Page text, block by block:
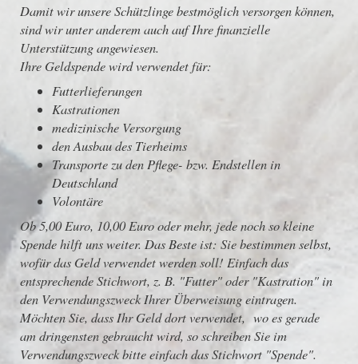
Damit wir unsere Schützlinge bestmöglich versorgen können,
sind wir unter anderem auch auf Ihre finanzielle
Unterstützung angewiesen.
Ihre Geldspende wird verwendet für:
Futterlieferungen
Kastrationen
medizinische Versorgung
den Ausbau des Tierheims
Transporte zu den Pflege- bzw. Endstellen in
Deutschland
Volontäre
Ob 5,00 Euro, 10,00 Euro oder mehr, jede noch so kleine
Spende hilft uns weiter. Das Beste ist: Sie bestimmen selbst,
wofür das Geld verwendet werden soll! Einfach das
entsprechende Stichwort, z. B. "Futter" oder "Kastration" in
den Verwendungszweck Ihrer Überweisung eintragen.
Möchten Sie, dass Ihr Geld dort verwendet, wo es gerade
am dringensten gebraucht wird, so schreiben Sie im
Verwendungszweck bitte einfach das Stichwort "Spende".